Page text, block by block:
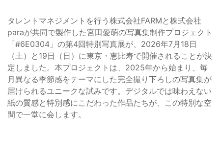
タレントマネジメントを行う株式会社FARMと株式会社
paraが共同で製作した宮田愛萌の写真集制作プロジェクト
「#6E0304」の第4回特別写真展が、2026年7月18日
（土）と19日（日）に東京・恵比寿で開催されることが決
定しました。本プロジェクトは、2025年から始まり、毎
月異なる季節感をテーマにした完全撮り下ろしの写真集が
届けられるユニークな試みです。デジタルでは味わえない
紙の質感と特別感にこだわった作品たちが、この特別な空
間で一堂に会します。